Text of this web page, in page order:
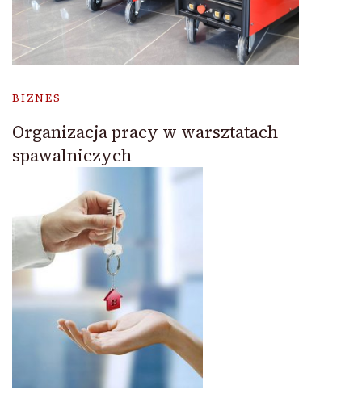
BIZNES
Organizacja pracy w warsztatach
spawalniczych